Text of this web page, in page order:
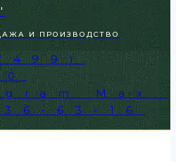
И ПРОИЗВОДСТВО
Max:
63-16